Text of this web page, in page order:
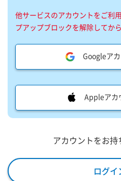
他サービスのアカウントをご利
プアップブロックを解除してか
Googleア
Appleアカ
アカウントをお持
ログイ